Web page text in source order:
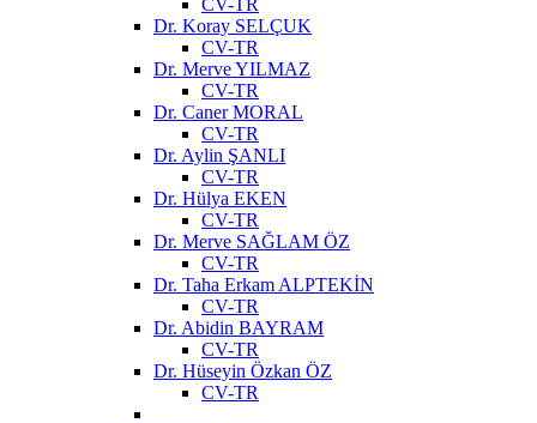
Dr. Koray SELÇUK
CV-TR
Dr. Merve YILMAZ
CV-TR
Dr. Caner MORAL
CV-TR
Dr. Aylin ŞANLI
CV-TR
Dr. Hülya EKEN
CV-TR
Dr. Merve SAĞLAM ÖZ
CV-TR
Dr. Taha Erkam ALPTEKİN
CV-TR
Dr. Abidin BAYRAM
CV-TR
Dr. Hüseyin Özkan ÖZ
CV-TR